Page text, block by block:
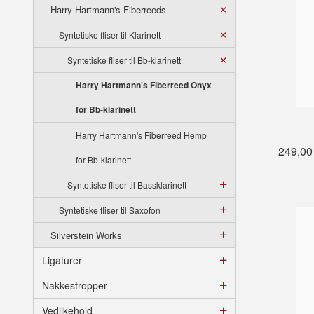
Harry Hartmann's Fiberreeds
Syntetiske fliser til Klarinett
Syntetiske fliser til Bb-klarinett
Harry Hartmann's Fiberreed Onyx
for Bb-klarinett
Harry Hartmann's Fiberreed Hemp
for Bb-klarinett
Syntetiske fliser til Bassklarinett
Syntetiske fliser til Saxofon
Silverstein Works
Ligaturer
Nakkestropper
Vedlikehold
249,00